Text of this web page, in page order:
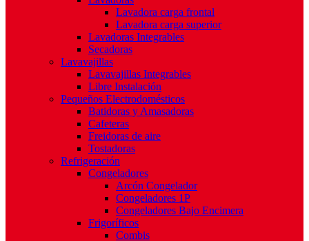
Lavadora carga frontal
Lavadora carga superior
Lavadoras Integrables
Secadoras
Lavavajillas
Lavavajillas Integrables
Libre Instalación
Pequeños Electrodomésticos
Batidoras y Amasadoras
Cafeteras
Freidoras de aire
Tostadoras
Refrigeración
Congeladores
Arcón Congelador
Congeladores 1P
Congeladores Bajo Encimera
Frigoríficos
Combis